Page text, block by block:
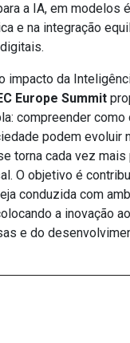
a IA, em modelos
e na integração
impacto da
Europe Summit
compreender como
podem evoluir
torna cada vez mais
O objetivo é
conduzida com
a inovação
e do